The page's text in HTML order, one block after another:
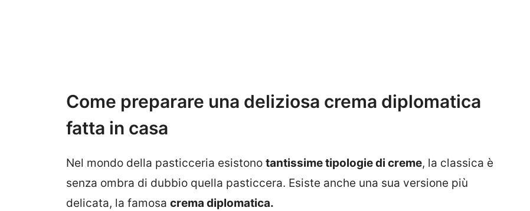
Come preparare una deliziosa crema diplomatica
fatta in casa
Nel mondo della pasticceria esistono tantissime tipologie di creme, la classica è
senza ombra di dubbio quella pasticcera. Esiste anche una sua versione più
delicata, la famosa crema diplomatica.